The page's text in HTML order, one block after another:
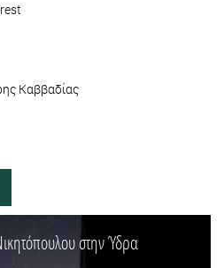
Καββαδίας
στην Ύδρα